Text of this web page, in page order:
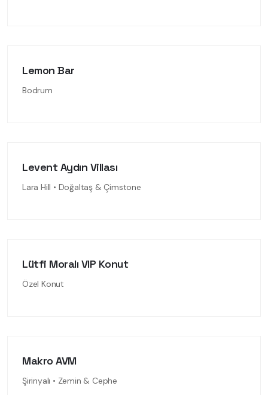
Lemon Bar
Bodrum
Levent Aydın Villası
Lara Hill • Doğaltaş & Çimstone
Lütfi Moralı VIP Konut
Özel Konut
Makro AVM
Şirinyalı • Zemin & Cephe